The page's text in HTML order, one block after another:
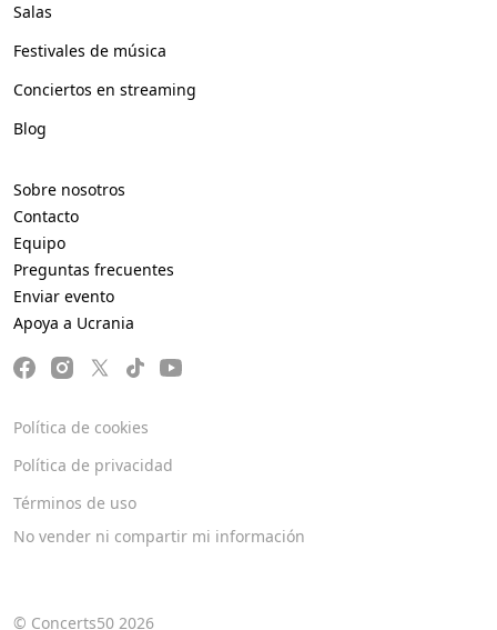
© Concerts50 2026
Salas
Festivales de música
Conciertos en streaming
Blog
Sobre nosotros
Contacto
Equipo
Preguntas frecuentes
Enviar evento
Apoya a Ucrania
Política de cookies
Política de privacidad
Términos de uso
No vender ni compartir mi información